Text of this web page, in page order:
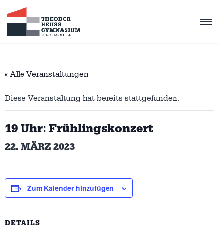
« Alle Veranstaltungen
Diese Veranstaltung hat bereits stattgefunden.
19 Uhr: Frühlingskonzert
22. MÄRZ 2023
Zum Kalender hinzufügen
DETAILS